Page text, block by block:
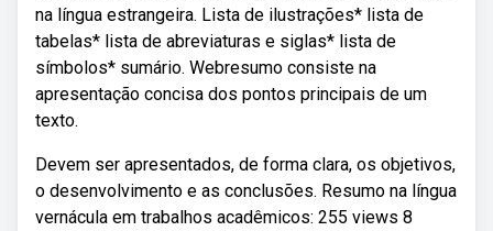
na língua estrangeira. Lista de ilustrações* lista de
tabelas* lista de abreviaturas e siglas* lista de
símbolos* sumário. Webresumo consiste na
apresentação concisa dos pontos principais de um
texto.
Devem ser apresentados, de forma clara, os objetivos,
o desenvolvimento e as conclusões. Resumo na língua
vernácula em trabalhos acadêmicos: 255 views 8